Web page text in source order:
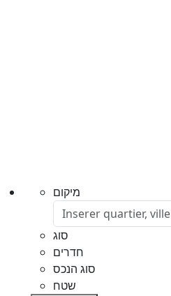
מיקום
סוג
חדרים
סוג הנכס
שטח